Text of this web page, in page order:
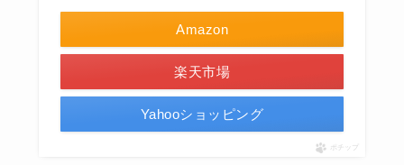
Amazon
楽天市場
Yahooショッピング
ポチップ